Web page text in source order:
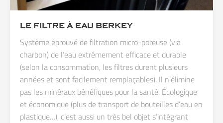
LE FILTRE À EAU BERKEY
Système éprouvé de filtration micro-poreuse (via
charbon) de l’eau extrêmement efficace et durable
(selon la consommation, les filtres durent plusieurs
années et sont facilement remplaçables). Il n’élimine
pas les minéraux bénéfiques pour la santé. Écologique
et économique (plus de transport de bouteilles d’eau en
plastique…), c’est aussi un très bel objet s’intégrant